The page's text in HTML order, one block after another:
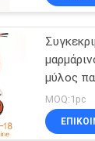
μύλος
υψηλή
MOQ:1pc